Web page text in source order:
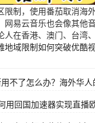
制，使用番茄取消海
易云音乐也会像其
在香港、澳门、台湾
地域限制 如何突破优酷
不了怎么办？海外华
用回国加速器实现直播